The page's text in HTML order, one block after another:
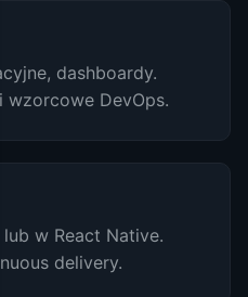
dashboardy.
wzorcowe DevOps.
lub w React Native.
delivery.